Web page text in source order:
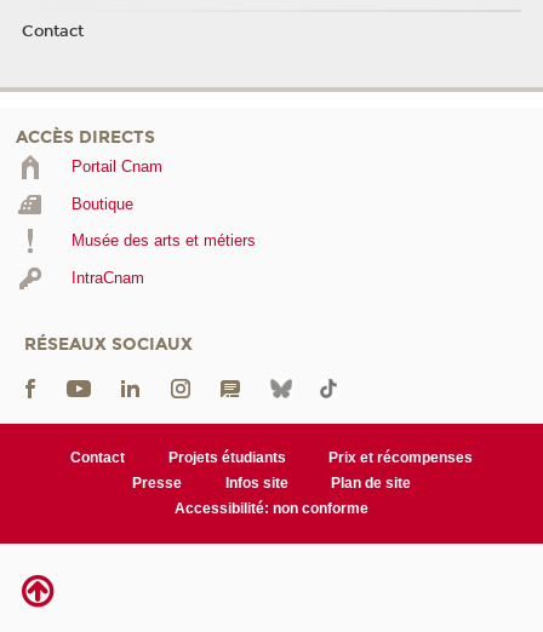
Contact
ACCÈS DIRECTS
Portail Cnam
Boutique
Musée des arts et métiers
IntraCnam
RÉSEAUX SOCIAUX
Contact Projets étudiants
Prix et récompenses
Presse
Infos site
Plan de site
Accessibilité: non conforme